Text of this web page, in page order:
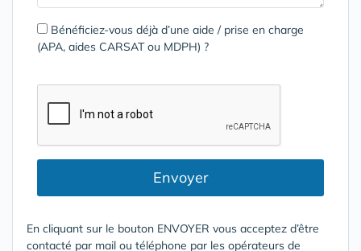
Bénéficiez-vous déjà d’une aide / prise en charge
(APA, aides CARSAT ou MDPH) ?
Envoyer
En cliquant sur le bouton ENVOYER vous acceptez d’être
contacté par mail ou téléphone par les opérateurs de